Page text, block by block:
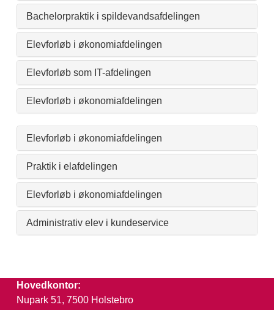
Bachelorpraktik i spildevandsafdelingen
Elevforløb i økonomiafdelingen
Elevforløb som IT-afdelingen
Elevforløb i økonomiafdelingen
Elevforløb i økonomiafdelingen
Praktik i elafdelingen
Elevforløb i økonomiafdelingen
Administrativ elev i kundeservice
Hovedkontor:
Nupark 51, 7500 Holstebro